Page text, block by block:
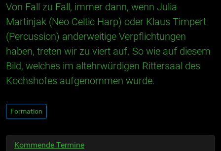
Von Fall zu Fall, immer dann, wenn Julia
Martinjak (Neo Celtic Harp) oder Klaus Timpert
(Percussion) anderweitige Verpflichtungen
haben, treten wir zu viert auf. So wie auf diesem
Bild, welches im altehrwürdigen Rittersaal des
Kochshofes aufgenommen wurde.
Formation
Kommende Termine